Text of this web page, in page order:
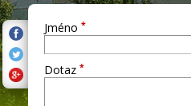
Jméno *
Dotaz *